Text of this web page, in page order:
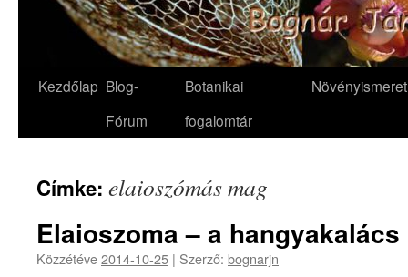
Kezdőlap Blog-
Fórum
Botanikai
fogalomtár
Növényismeret
Címke: elaioszómás mag
Elaioszoma – a hangyakalács
Közzétéve2014-10-25 | Szerző: bognarjn